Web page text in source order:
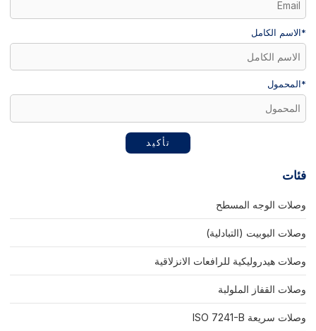
* الاسم الكامل
* المحمول
تأكيد
فئات
وصلات الوجه المسطح
وصلات البوبيت (التبادلية)
وصلات هيدروليكية للرافعات الانزلاقية
وصلات القفاز الملولبة
وصلات سريعة ISO 7241-B